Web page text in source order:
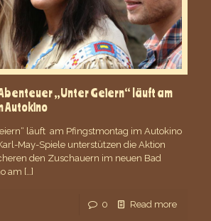
„Unter Geiern“ läuft am
Autokino
läuft am Pfingstmontag im Autokino
May-Spiele unterstützen die Aktion
den Zuschauern im neuen Bad
am […]
0 Read more